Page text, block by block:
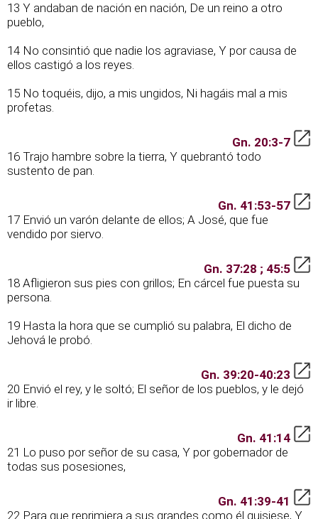
13 Y andaban de nación en nación, De un reino a otro
pueblo,
14 No consintió que nadie los agraviase, Y por causa de
ellos castigó a los reyes.
15 No toquéis, dijo, a mis ungidos, Ni hagáis mal a mis
profetas.
Gn. 20:3-7
16 Trajo hambre sobre la tierra, Y quebrantó todo
sustento de pan.
Gn. 41:53-57
17 Envió un varón delante de ellos; A José, que fue
vendido por siervo.
Gn. 37:28 ; 45:5
18 Afligieron sus pies con grillos; En cárcel fue puesta su
persona.
19 Hasta la hora que se cumplió su palabra, El dicho de
Jehová le probó.
Gn. 39:20-40:23
20 Envió el rey, y le soltó; El señor de los pueblos, y le dejó
ir libre.
Gn. 41:14
21 Lo puso por señor de su casa, Y por gobernador de
todas sus posesiones,
Gn. 41:39-41
22 Para que reprimiera a sus grandes como él quisiese, Y